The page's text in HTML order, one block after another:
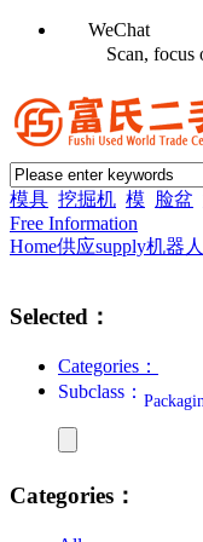
WeChat
Scan, focus
模具 挖掘机 模 脸盆
Free Information
Home供应supply机器人
Selected：
Categories：
Subclass：
Categories：